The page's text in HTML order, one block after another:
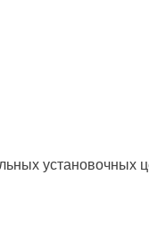
установочных